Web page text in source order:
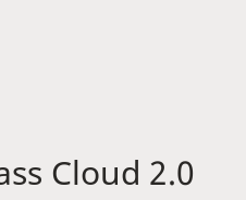
Cloud 2.0